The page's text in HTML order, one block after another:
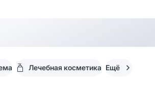
Лечебная косметика Ещё